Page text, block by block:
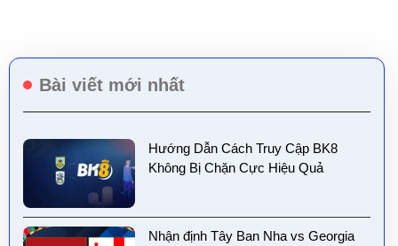
Bài viết mới nhất
Hướng Dẫn Cách Truy Cập BK8
Không Bị Chặn Cực Hiệu Quả
Nhận định Tây Ban Nha vs Georgia